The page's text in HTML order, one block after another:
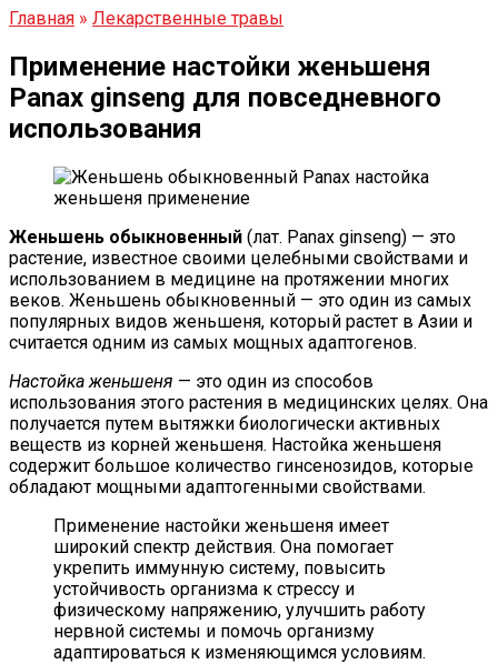
Главная » Лекарственные травы
Применение настойки женьшеня
Panax ginseng для повседневного
использования
Женьшень обыкновенный (лат. Panax ginseng) — это
растение, известное своими целебными свойствами и
использованием в медицине на протяжении многих
веков. Женьшень обыкновенный — это один из самых
популярных видов женьшеня, который растет в Азии и
считается одним из самых мощных адаптогенов.
Настойка женьшеня — это один из способов
использования этого растения в медицинских целях. Она
получается путем вытяжки биологически активных
веществ из корней женьшеня. Настойка женьшеня
содержит большое количество гинсенозидов, которые
обладают мощными адаптогенными свойствами.
Применение настойки женьшеня имеет
широкий спектр действия. Она помогает
укрепить иммунную систему, повысить
устойчивость организма к стрессу и
физическому напряжению, улучшить работу
нервной системы и помочь организму
адаптироваться к изменяющимся условиям.